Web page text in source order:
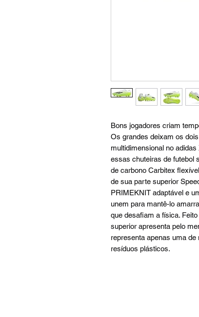
Bons jogadores criam
Os grandes deixam os
multidimensional no
essas chuteiras de futebol
de carbono Carbitex
de sua parte superior
PRIMEKNIT adaptável e
unem para mantê-lo
que desafiam a física.
superior apresenta pelo
representa apenas uma
resíduos plásticos.